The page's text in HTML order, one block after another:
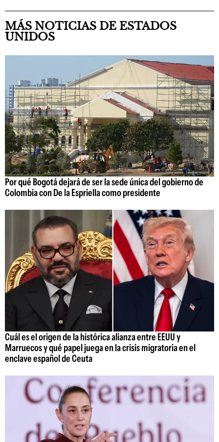
MÁS NOTICIAS DE ESTADOS
UNIDOS
Por qué Bogotá dejará de ser la sede única del gobierno de
Colombia con De la Espriella como presidente
Cuál es el origen de la histórica alianza entre EEUU y
Marruecos y qué papel juega en la crisis migratoria en el
enclave español de Ceuta